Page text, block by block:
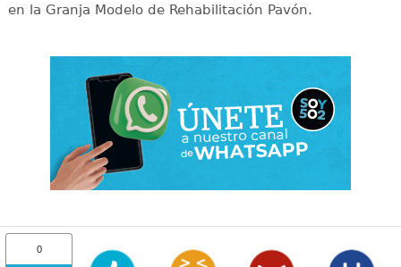
en la Granja Modelo de Rehabilitación Pavón.
0